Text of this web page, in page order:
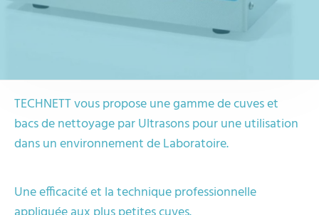
TECHNETT vous propose une gamme de cuves et
bacs de nettoyage par Ultrasons pour une utilisation
dans un environnement de Laboratoire.
Une efficacité et la technique professionnelle